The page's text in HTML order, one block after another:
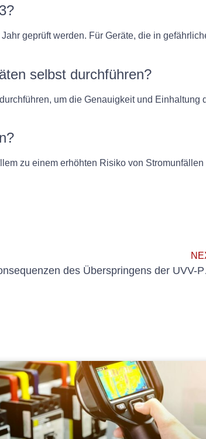
geprüft werden. Für Geräte, die in
selbst durchführen?
um die Genauigkeit und Einhaltung
zu einem erhöhten Risiko von Stromunfällen
Die